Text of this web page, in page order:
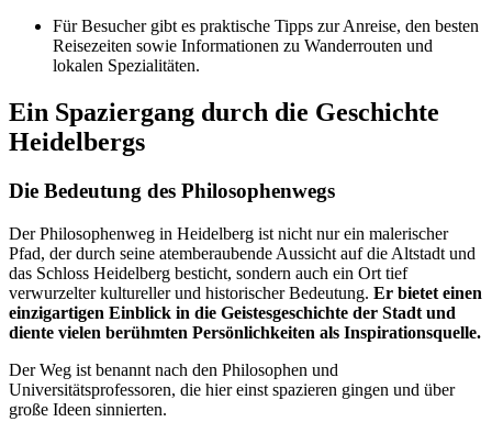
Für Besucher gibt es praktische Tipps zur Anreise, den besten
Reisezeiten sowie Informationen zu Wanderrouten und
lokalen Spezialitäten.
Ein Spaziergang durch die Geschichte
Heidelbergs
Die Bedeutung des Philosophenwegs
Der Philosophenweg in Heidelberg ist nicht nur ein malerischer
Pfad, der durch seine atemberaubende Aussicht auf die Altstadt und
das Schloss Heidelberg besticht, sondern auch ein Ort tief
verwurzelter kultureller und historischer Bedeutung. Er bietet einen
einzigartigen Einblick in die Geistesgeschichte der Stadt und
diente vielen berühmten Persönlichkeiten als Inspirationsquelle.
Der Weg ist benannt nach den Philosophen und
Universitätsprofessoren, die hier einst spazieren gingen und über
große Ideen sinnierten.